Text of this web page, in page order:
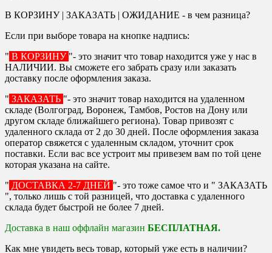
В КОРЗИНУ | ЗАКАЗАТЬ | ОЖИДАНИЕ - в чем разница?
Если при выборе товара на кнопке надпись:
" В КОРЗИНУ "- это значит что товар находится уже у нас в
НАЛИЧИИ. Вы сможете его забрать сразу или заказать
доставку после оформления заказа.
" ЗАКАЗАТЬ "- это значит товар находится на удаленном
складе (Волгоград, Воронеж, Тамбов, Ростов на Дону или
другом складе ближайшего региона). Товар привозят с
удаленного склада от 2 до 30 дней. После оформления заказа
оператор свяжется с удаленным складом, уточнит срок
поставки. Если вас все устроит мы привезем вам по той цене
которая указана на сайте.
" ДОСТАВКА 2-7 ДНЕЙ "- это тоже самое что и " ЗАКАЗАТЬ
", только лишь с той разницей, что доставка с удаленного
склада будет быстрой не более 7 дней.
Доставка в наш оффлайн магазин БЕСПЛАТНАЯ.
Как мне увидеть весь товар, который уже есть в наличии?